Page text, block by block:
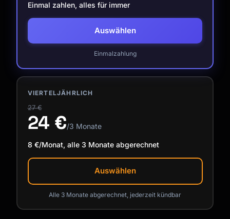
VIERTELJÄHRLICH
27 €
24 €/3 Monate
8 €/Monat, alle 3 Monate abgerechnet
Auswählen
Alle 3 Monate abgerechnet, jederzeit kündbar
Einmal zahlen, alles für immer
Auswählen
Einmalzahlung
Kursfinder · für dich da